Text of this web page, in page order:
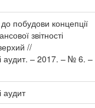
побудови концепції
звітності
//
і аудит. – 2017. – № 6. –
аудит